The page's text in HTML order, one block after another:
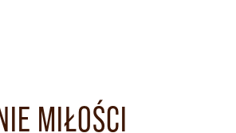
MIŁOŚCI